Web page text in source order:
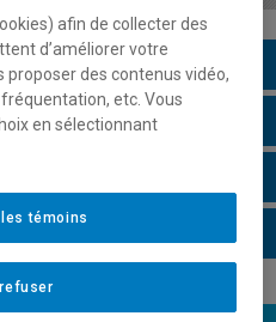
afin de collecter des
d’améliorer votre
proposer des contenus vidéo,
etc. Vous
en sélectionnant
témoins